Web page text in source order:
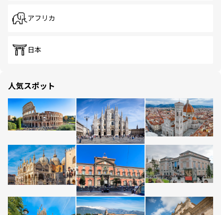
アフリカ
日本
人気スポット